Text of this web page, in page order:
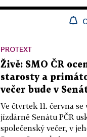
PROTEXT
Živě: SMO ČR
starosty a
večer bude v
Ve čtvrtek 11. června se
jízdárně Senátu PČR
společenský večer, v